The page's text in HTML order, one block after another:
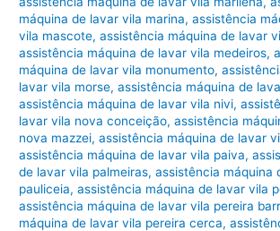
máquina de lavar vila marina,assistência
vila mascote,assistência máquina de lavar
assistência máquina de lavar vila medeiros,
máquina de lavar vila monumento,
lavar vila morse,assistência máquina de
assistência máquina de lavar vila nivi,
lavar vila nova conceição,assistência
nova mazzei,assistência máquina de lavar
assistência máquina de lavar vila paiva,
de lavar vila palmeiras,assistência máquina
pauliceia,assistência máquina de lavar vila
assistência máquina de lavar vila pereira
máquina de lavar vila pereira cerca,